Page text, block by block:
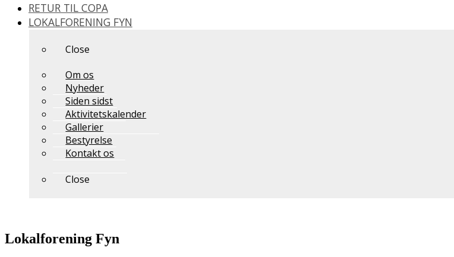
RETUR TIL COPA
LOKALFORENING FYN
Close
Om os
Nyheder
Siden sidst
Aktivitetskalender
Gallerier
Bestyrelse
Kontakt os
Close
Lokalforening Fyn